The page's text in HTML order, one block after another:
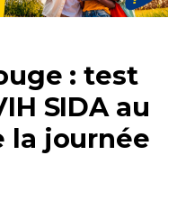
: test
SIDA au
la journée